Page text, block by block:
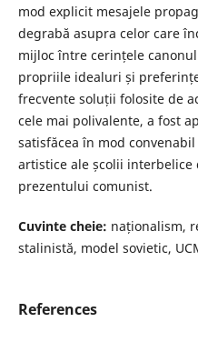
mod explicit mesajele
degrabă asupra celor care
mijloc între cerințele
propriile idealuri și
frecvente soluții folosite de
cele mai polivalente, a fost
satisfăcea în mod
artistice ale școlii interbelice
prezentului comunist.
Cuvinte cheie: naționalism,
stalinistă, model sovietic,
References